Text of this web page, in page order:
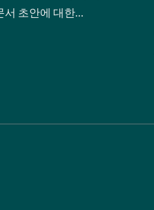
서 초안에 대한…